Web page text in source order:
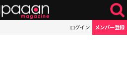
ログイン メンバー登録